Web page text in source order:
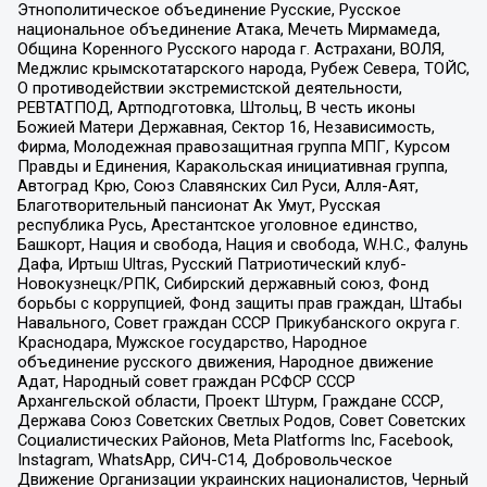
Этнополитическое объединение Русские, Русское
национальное объединение Атака, Мечеть Мирмамеда,
Община Коренного Русского народа г. Астрахани, ВОЛЯ,
Меджлис крымскотатарского народа, Рубеж Севера, ТОЙС,
О противодействии экстремистской деятельности,
РЕВТАТПОД, Артподготовка, Штольц, В честь иконы
Божией Матери Державная, Сектор 16, Независимость,
Фирма, Молодежная правозащитная группа МПГ, Курсом
Правды и Единения, Каракольская инициативная группа,
Автоград Крю, Союз Славянских Сил Руси, Алля-Аят,
Благотворительный пансионат Ак Умут, Русская
республика Русь, Арестантское уголовное единство,
Башкорт, Нация и свобода, Нация и свобода, W.H.С., Фалунь
Дафа, Иртыш Ultras, Русский Патриотический клуб-
Новокузнецк/РПК, Сибирский державный союз, Фонд
борьбы с коррупцией, Фонд защиты прав граждан, Штабы
Навального, Совет граждан СССР Прикубанского округа г.
Краснодара, Мужское государство, Народное
объединение русского движения, Народное движение
Адат, Народный совет граждан РСФСР СССР
Архангельской области, Проект Штурм, Граждане СССР,
Держава Союз Советских Светлых Родов, Совет Советских
Социалистических Районов, Meta Platforms Inc, Facebook,
Instagram, WhatsApp, СИЧ-С14, Добровольческое
Движение Организации украинских националистов, Черный